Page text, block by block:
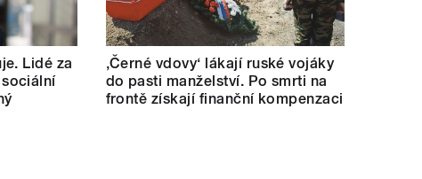
Lidé za
‚Černé vdovy‘ lákají ruské vojáky
do pasti manželství. Po smrti na
frontě získají finanční kompenzaci